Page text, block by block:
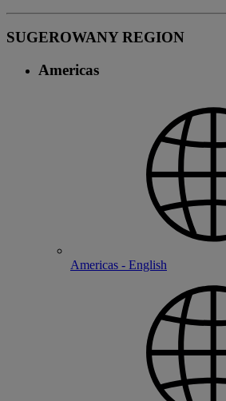
SUGEROWANY REGION
Americas
Americas - English